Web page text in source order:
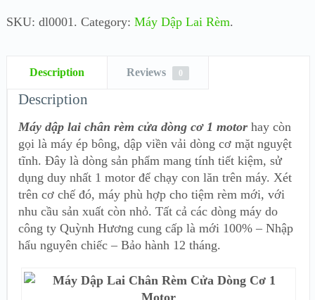
SKU: dl0001. Category: Máy Dập Lai Rèm.
Description Reviews 0
Description
Máy dập lai chân rèm cửa dòng cơ 1 motor hay còn
gọi là máy ép bông, dập viền vải dòng cơ mặt nguyệt
tĩnh. Đây là dòng sản phẩm mang tính tiết kiệm, sử
dụng duy nhất 1 motor để chạy con lăn trên máy. Xét
trên cơ chế đó, máy phù hợp cho tiệm rèm mới, với
nhu cầu sản xuất còn nhỏ. Tất cả các dòng máy do
công ty Quỳnh Hương cung cấp là mới 100% – Nhập
hẩu nguyên chiếc – Bảo hành 12 tháng.